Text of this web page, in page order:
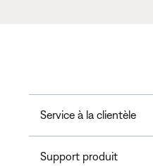
Service à la clientèle
Support produit